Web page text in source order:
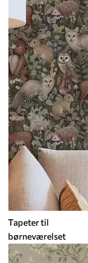
Tapeter til
børneværelset